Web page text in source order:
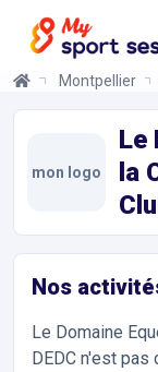
Montpellier
mon logo
Le
la
Nos
Le Domaine
DEDC n'est pas